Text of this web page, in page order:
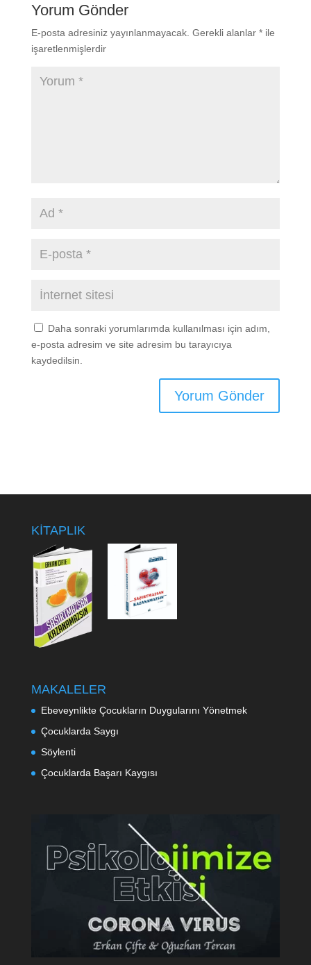
Yorum Gönder
E-posta adresiniz yayınlanmayacak. Gerekli alanlar *ile
işaretlenmişlerdir
Daha sonraki yorumlarımda kullanılması için adım,
e-posta adresim ve site adresim bu tarayıcıya
kaydedilsin.
KİTAPLIK
MAKALELER
Ebeveynlikte Çocukların Duygularını Yönetmek
Çocuklarda Saygı
Söylenti
Çocuklarda Başarı Kaygısı